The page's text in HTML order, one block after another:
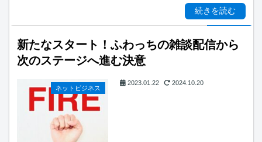
続きを読む
新たなスタート！ふわっちの雑談配信から
次のステージへ進む決意
ネットビジネス
2023.01.22 2024.10.20